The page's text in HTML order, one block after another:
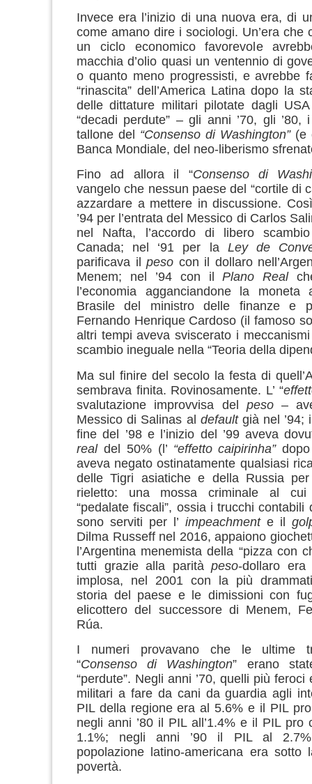
Invece era l’inizio di una nuova era, di
come amano dire i sociologi. Un’era che
un ciclo economico favorevole
macchia d’olio quasi un ventennio di
o quanto meno progressisti, e avrebbe
“rinascita” dell’America Latina dopo la
delle dittature militari pilotate dagli
“decadi perdute” – gli anni ’70, gli ’80,
tallone del “Consenso di Washington” (e
Banca Mondiale, del neo-liberismo
Fino ad allora il “Consenso di
vangelo che nessun paese del “cortile di
azzardare a mettere in discussione.
’94 per l’entrata del Messico di Carlos
nel Nafta, l’accordo di libero
Canada; nel ‘91 per la Ley de
parificava il peso con il dollaro
Menem; nel ’94 con ilPlano Real
l’economia agganciandone la
Brasile del ministro delle finanze e
Fernando Henrique Cardoso (il famoso
altri tempi aveva sviscerato i
scambio ineguale nella “Teoria della
Ma sul finire del secolo la festa di
sembrava finita. Rovinosamente. L’ “
svalutazione improvvisa del peso–
Messico di Salinas al defaultgià nel ’94;
fine del ’98 e l’inizio del ’99 aveva
realdel 50% (l’ “effetto caipirinha”dopo
aveva negato ostinatamente qualsiasi
delle Tigri asiatiche e della Russia
rieletto: una mossa criminale al cui
“pedalate fiscali”, ossia i trucchi contabili
sono serviti per l’ impeachment e il
Dilma Russeff nel 2016, appaiono
l’Argentina menemista della “pizza con
tutti grazie alla paritàpeso-dollaro era
implosa, nel 2001 con la più
storia del paese e le dimissioni con
elicottero del successore di Menem,
Rúa.
I numeri provavano che le ultime
“Consenso di Washington” erano
“perdute”. Negli anni ’70, quelli più
militari a fare da cani da guardia agli
PIL della regione era al 5.6% e il PIL
negli anni ’80 il PIL all’1.4% e il PIL pro
1.1%; negli anni ’90 il PIL al
popolazione latino-americana era sotto
povertà.